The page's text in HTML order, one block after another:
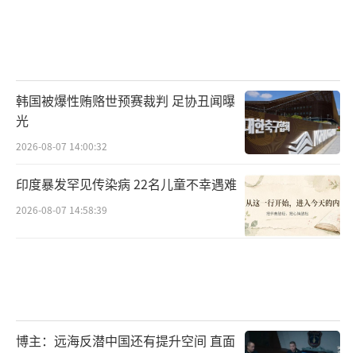
韩国被爆性贿赂世预赛裁判 足协丑闻曝
光
2026-08-07 14:00:32
印度暴发罕见传染病 22名儿童不幸遇难
2026-08-07 14:58:39
博主：远海反潜中国还有提升空间 直面